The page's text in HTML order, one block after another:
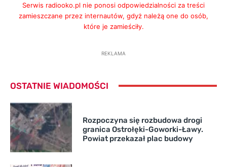
Serwis radiooko.pl nie ponosi odpowiedzialności za treści
zamieszczane przez internautów, gdyż należą one do osób,
które je zamieściły.
REKLAMA
OSTATNIE WIADOMOŚCI
Rozpoczyna się rozbudowa drogi
granica Ostrołęki-Goworki-Ławy.
Powiat przekazał plac budowy